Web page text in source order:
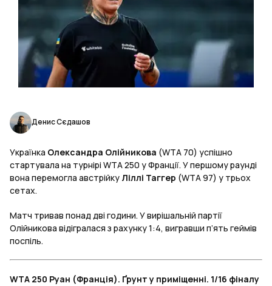
Денис Сєдашов
Українка Олександра Олійникова (WTA 70) успішно
стартувала на турнірі WTA 250 у Франції. У першому раунді
вона перемогла австрійку Ліллі Таггер (WTA 97) у трьох
сетах.
Матч тривав понад дві години. У вирішальній партії
Олійникова відігралася з рахунку 1:4, вигравши п’ять геймів
поспіль.
WTA 250 Руан (Франція). Ґрунт у приміщенні. 1/16 фіналу